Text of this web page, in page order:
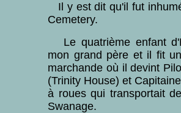
Il y est dit qu'il fut
Cemetery.
Le quatrième enfant
mon grand père et il fit
marchande où il devint
(Trinity House) et
à roues qui transportait
Swanage.